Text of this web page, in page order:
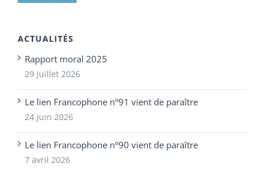
ACTUALITÉS
Rapport moral 2025
29 juillet 2026
Le lien Francophone n°91 vient de paraître
24 juin 2026
Le lien Francophone n°90 vient de paraître
7 avril 2026